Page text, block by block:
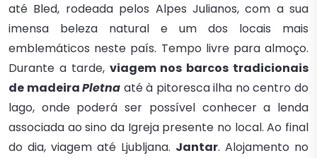
até Bled, rodeada pelos Alpes Julianos, com a sua
imensa beleza natural e um dos locais mais
emblemáticos neste país. Tempo livre para almoço.
Durante a tarde, viagem nos barcos tradicionais
de madeiraPletna até à pitoresca ilha no centro do
lago, onde poderá ser possível conhecer a lenda
associada ao sino da Igreja presente no local. Ao final
do dia, viagem até Ljubljana. Jantar. Alojamento no